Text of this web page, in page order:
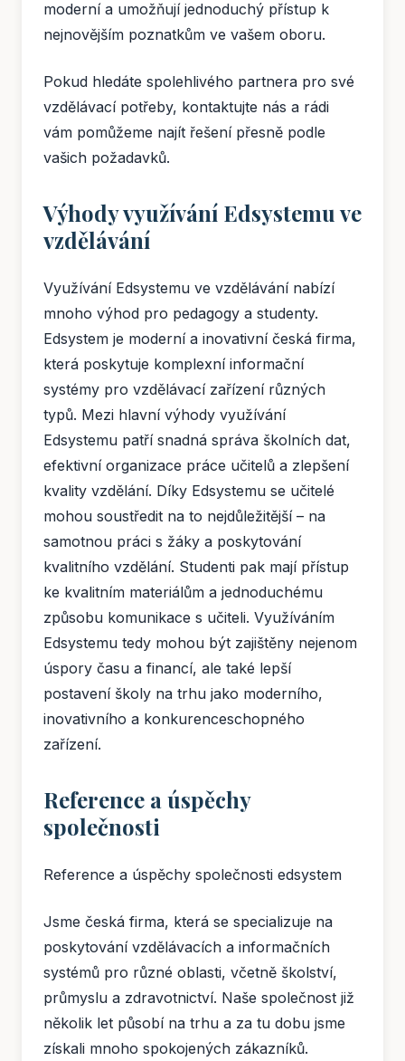
moderní a umožňují jednoduchý přístup k
nejnovějším poznatkům ve vašem oboru.
Pokud hledáte spolehlivého partnera pro své
vzdělávací potřeby, kontaktujte nás a rádi
vám pomůžeme najít řešení přesně podle
vašich požadavků.
Výhody využívání Edsystemu ve
vzdělávání
Využívání Edsystemu ve vzdělávání nabízí
mnoho výhod pro pedagogy a studenty.
Edsystem je moderní a inovativní česká firma,
která poskytuje komplexní informační
systémy pro vzdělávací zařízení různých
typů. Mezi hlavní výhody využívání
Edsystemu patří snadná správa školních dat,
efektivní organizace práce učitelů a zlepšení
kvality vzdělání. Díky Edsystemu se učitelé
mohou soustředit na to nejdůležitější – na
samotnou práci s žáky a poskytování
kvalitního vzdělání. Studenti pak mají přístup
ke kvalitním materiálům a jednoduchému
způsobu komunikace s učiteli. Využíváním
Edsystemu tedy mohou být zajištěny nejenom
úspory času a financí, ale také lepší
postavení školy na trhu jako moderního,
inovativního a konkurenceschopného
zařízení.
Reference a úspěchy
společnosti
Reference a úspěchy společnosti edsystem
Jsme česká firma, která se specializuje na
poskytování vzdělávacích a informačních
systémů pro různé oblasti, včetně školství,
průmyslu a zdravotnictví. Naše společnost již
několik let působí na trhu a za tu dobu jsme
získali mnoho spokojených zákazníků.